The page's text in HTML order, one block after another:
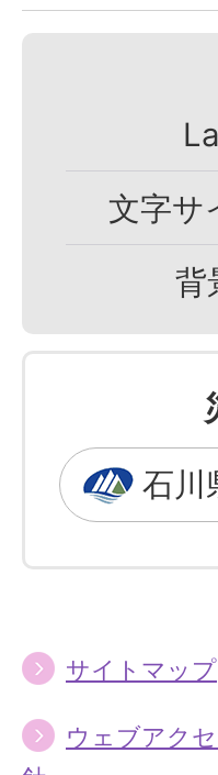
文字サ
背
石川
サイトマップ
ウェブアク